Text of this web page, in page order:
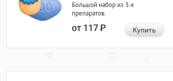
Большой набор из 3-х
препаратов.
от 117Р Купить